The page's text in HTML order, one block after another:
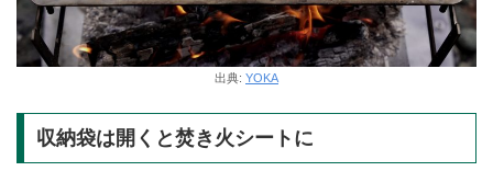
出典: YOKA
収納袋は開くと焚き火シートに